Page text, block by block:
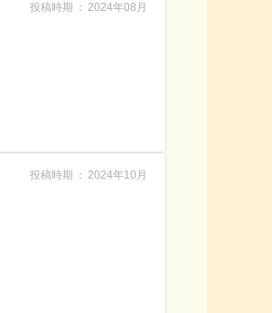
投稿時期 2024年08月
投稿時期 2024年10月